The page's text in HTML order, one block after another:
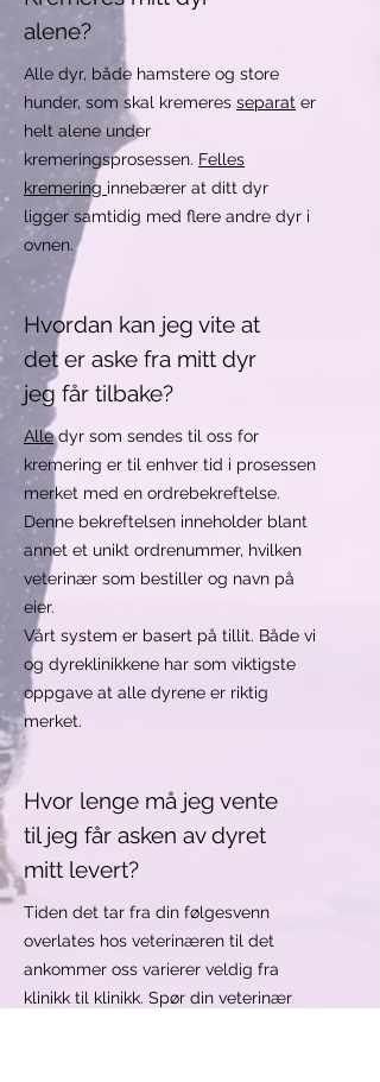
alene?
Alle dyr, både hamstere og store
hunder, som skal kremeres separat er
helt alene under
kremeringsprosessen. Felles
kremering innebærer at ditt dyr
ligger samtidig med flere andre dyr i
ovnen.
Hvordan kan jeg vite at
det er aske fra mitt dyr
jeg får tilbake?
Alledyr som sendes til oss for
kremering er til enhver tid i prosessen
merket med en ordrebekreftelse.
Denne bekreftelsen inneholder blant
annet et unikt ordrenummer, hvilken
veterinær som bestiller og navn på
eier.
Vårt system er basert på tillit. Både vi
og dyreklinikkene har som viktigste
oppgave at alle dyrene er riktig
merket.
Hvor lenge må jeg vente
til jeg får asken av dyret
mitt levert?
Tiden det tar fra din følgesvenn
overlates hos veterinæren til det
ankommer oss varierer veldig fra
klinikk til klinikk. Spør din veterinær